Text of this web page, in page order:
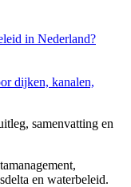
in Nederland?
dijken, kanalen,
samenvatting en
en waterbeleid.